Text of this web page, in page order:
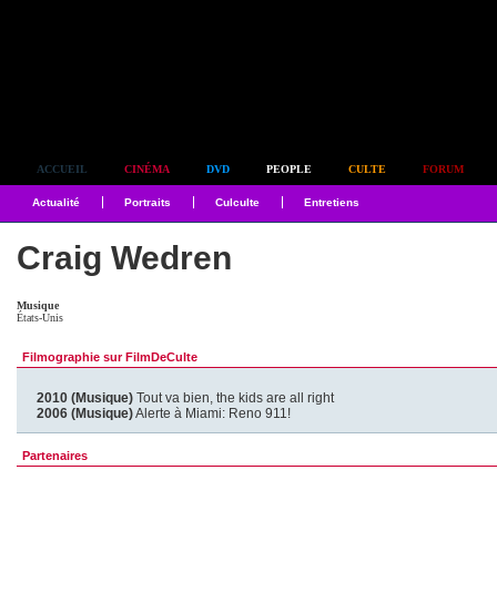
ACCUEIL CINÉMA DVD PEOPLE CULTE FORUM
Actualité Portraits Culculte Entretiens
Craig Wedren
Musique
États-Unis
Filmographie sur FilmDeCulte
2010 (Musique) Tout va bien, the kids are all right
2006 (Musique)Alerte à Miami: Reno 911!
Partenaires